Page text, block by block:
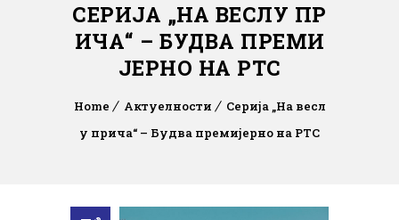
СЕРИЈА „НА ВЕСЛУ ПР
ИЧА“ – БУДВА ПРЕМИ
ЈЕРНО НА РТС
Home Актуелности
Серија „На весл
у прича“ – Будва премијерно на РТС